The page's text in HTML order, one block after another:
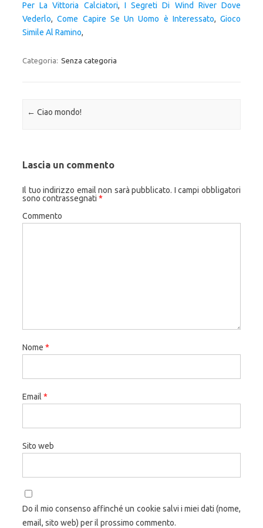
Per La Vittoria Calciatori, I Segreti Di Wind River Dove
Vederlo,Come Capire Se Un Uomo è Interessato, Gioco
Simile Al Ramino,
Categoria: Senza categoria
Navigazione articolo
← Ciao mondo!
Lascia un commento
Il tuo indirizzo email non sarà pubblicato. I campi obbligatori
sono contrassegnati *
Commento
Nome *
Email *
Sito web
Do il mio consenso affinché un cookie salvi i miei dati (nome,
email, sito web) per il prossimo commento.